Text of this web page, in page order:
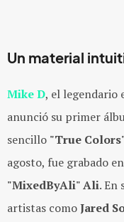
Un material
Mike D, el legendario
anunció su primer
sencillo "True
agosto, fue grabado
"MixedByAli" Ali. En
artistas comoJared